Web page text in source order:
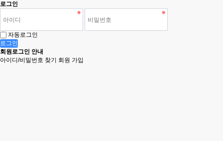
로그인
자동로그인
로그인
회원로그인 안내
아이디/비밀번호 찾기
회원 가입